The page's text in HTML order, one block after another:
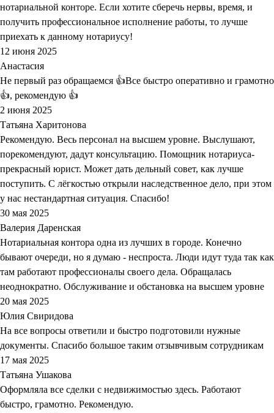
нотариальной конторе. Если хотите сберечь нервы, время, и
получить профессиональное исполнение работы, то лучше
приехать к данному нотариусу!
12 июня 2025
Анастасия
Не первый раз обращаемся 👍Все быстро оперативно и грамотно
👍, рекомендую 👍
2 июня 2025
Татьяна Харитонова
Рекомендую. Весь персонал на высшем уровне. Выслушают,
порекомендуют, дадут консультацию. Помощник нотариуса-
прекрасный юрист. Может дать дельный совет, как лучше
поступить. С лёгкостью открыли наследственное дело, при этом
у нас нестандартная ситуация. Спасибо!
30 мая 2025
Валерия Даренская
Нотариальная контора одна из лучших в городе. Конечно
бывают очереди, но я думаю - неспроста. Люди идут туда так как
там работают профессионалы своего дела. Обращалась
неоднократно. Обслуживание и обстановка на высшем уровне
20 мая 2025
Юлия Свиридова
На все вопросы ответили и быстро подготовили нужные
документы. Спасибо большое таким отзывчивым сотрудникам
17 мая 2025
Татьяна Ушакова
Оформляла все сделки с недвижимостью здесь. Работают
быстро, грамотно. Рекомендую.